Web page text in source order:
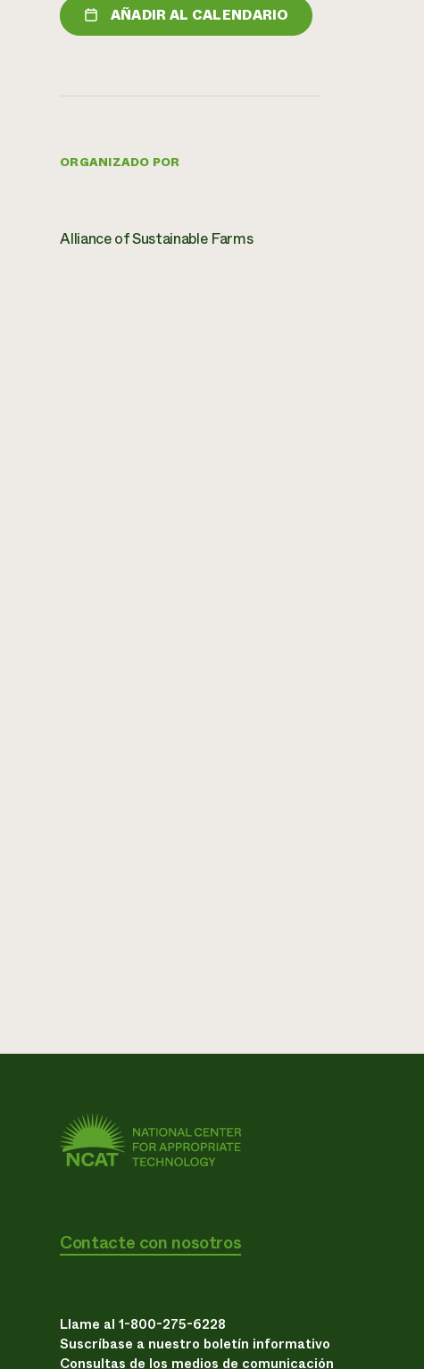
AÑADIR AL CALENDARIO
ORGANIZADO POR
Alliance of Sustainable Farms
Contacte con nosotros
Llame al 1-800-275-6228
Suscríbase a nuestro boletín informativo
Consultas de los medios de comunicación